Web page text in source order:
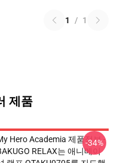
1 / 1
제품
Hero Academia 제품정보 -
RELAX는 애니메이
-34%